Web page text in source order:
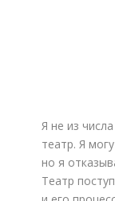
Я не из
театр. Я
но я
Театр